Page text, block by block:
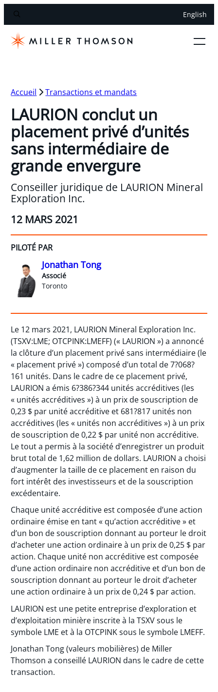
English
Accueil Transactions et mandats
LAURION conclut un
placement privé d’unités
sans intermédiaire de
grande envergure
Conseiller juridique de LAURION Mineral
Exploration Inc.
12 MARS 2021
PILOTÉ PAR
Jonathan Tong
Associé
Toronto
Le 12 mars 2021, LAURION Mineral Exploration Inc.
(TSXV:LME; OTCPINK:LMEFF) (« LAURION ») a annoncé
la clôture d’un placement privé sans intermédiaire (le
« placement privé ») composé d’un total de 7?068?
161 unités. Dans le cadre de ce placement privé,
LAURION a émis 6?386?344 unités accréditives (les
« unités accréditives ») à un prix de souscription de
0,23 $ par unité accréditive et 681?817 unités non
accréditives (les « unités non accréditives ») à un prix
de souscription de 0,22 $ par unité non accréditive.
Le tout a permis à la société d’enregistrer un produit
brut total de 1,62 million de dollars. LAURION a choisi
d’augmenter la taille de ce placement en raison du
fort intérêt des investisseurs et de la souscription
excédentaire.
Chaque unité accréditive est composée d’une action
ordinaire émise en tant « qu’action accréditive » et
d’un bon de souscription donnant au porteur le droit
d’acheter une action ordinaire à un prix de 0,25 $ par
action. Chaque unité non accréditive est composée
d’une action ordinaire non accréditive et d’un bon de
souscription donnant au porteur le droit d’acheter
une action ordinaire à un prix de 0,24 $ par action.
LAURION est une petite entreprise d’exploration et
d’exploitation minière inscrite à la TSXV sous le
symbole LME et à la OTCPINK sous le symbole LMEFF.
Jonathan Tong (valeurs mobilières) de Miller
Thomson a conseillé LAURION dans le cadre de cette
transaction.